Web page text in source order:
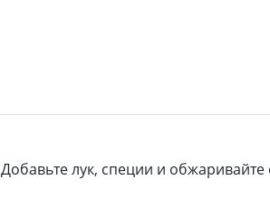
Добавьте лук, специи и